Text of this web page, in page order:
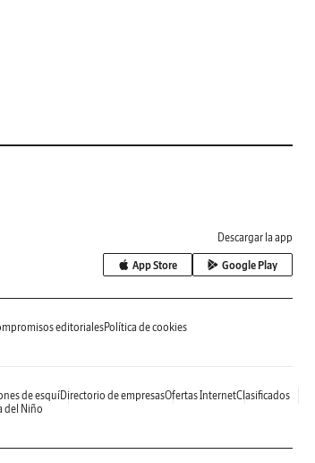
Descargar la app
App Store Google Play
editorialesPolítica de cookies
de esquíDirectorio de empresasOfertas InternetClasificados
del Niño